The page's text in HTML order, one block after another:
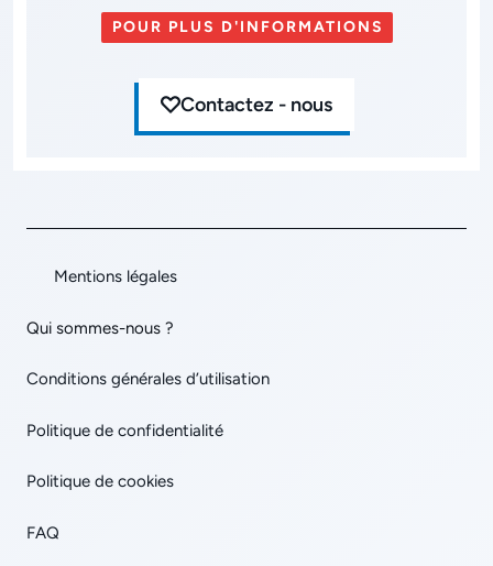
POUR PLUS D'INFORMATIONS
Contactez - nous
Mentions légales
Qui sommes-nous ?
Conditions générales d’utilisation
Politique de confidentialité
Politique de cookies
FAQ